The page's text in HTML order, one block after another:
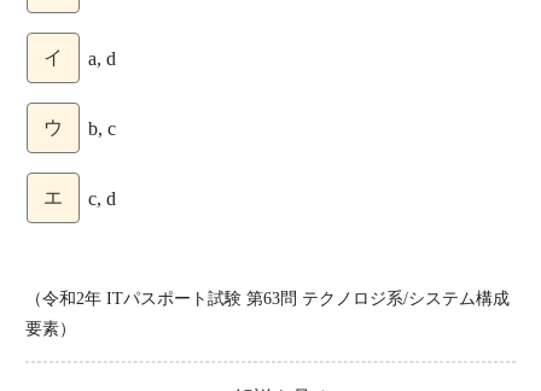
イ a, d
ウ b, c
エ c, d
（令和2年 ITパスポート試験 第63問 テクノロジ系/システム構成
要素）